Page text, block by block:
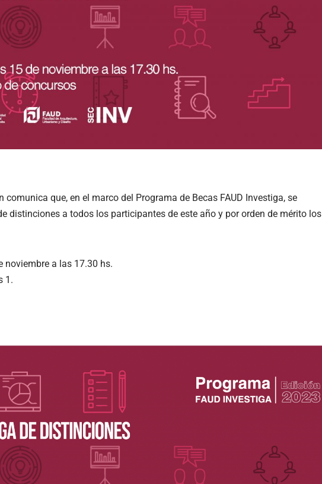
comunica que, en el marco del Programa de Becas FAUD Investiga, se
distinciones a todos los participantes de este año y por orden de mérito los
noviembre a las 17.30 hs.
1.